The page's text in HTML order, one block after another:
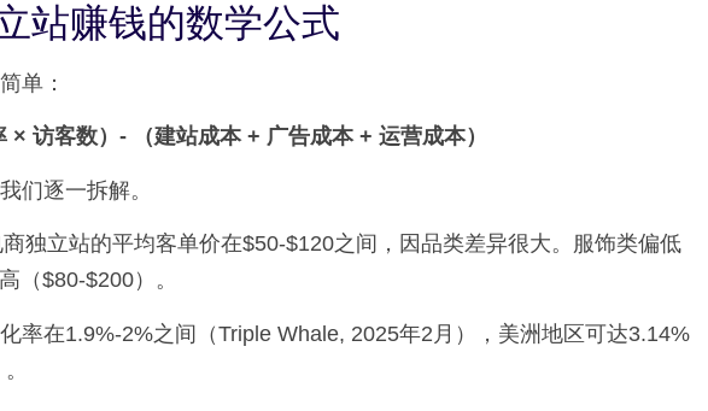
站赚钱的数学公式
单：
访客数）- （建站成本 + 广告成本 + 运营成本）
们逐一拆解。
商独立站的平均客单价在$50-$120之间，因品类差异很大。服饰类偏低
（$80-$200）。
率在1.9%-2%之间（Triple Whale, 2025年2月），美洲地区可达3.14%